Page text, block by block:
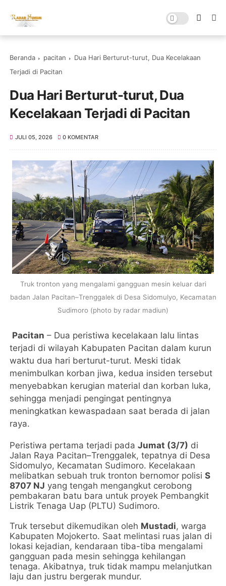
Beranda pacitan
Dua Hari Berturut-turut, Dua Kecelakaan
Terjadi di Pacitan
Dua Hari Berturut-turut, Dua
Kecelakaan Terjadi di Pacitan
JULI 05, 2026 0 KOMENTAR
Truk tronton yang mengalami gangguan mesin keluar dari
badan Jalan Pacitan–Trenggalek di Desa Sidomulyo, Kecamatan
Sudimoro (photo by radar madiun)
Pacitan – Dua peristiwa kecelakaan lalu lintas
terjadi di wilayah Kabupaten Pacitan dalam kurun
waktu dua hari berturut-turut. Meski tidak
menimbulkan korban jiwa, kedua insiden tersebut
menyebabkan kerugian material dan korban luka,
sehingga menjadi pengingat pentingnya
meningkatkan kewaspadaan saat berada di jalan
raya.
Peristiwa pertama terjadi padaJumat (3/7) di
Jalan Raya Pacitan–Trenggalek, tepatnya di Desa
Sidomulyo, Kecamatan Sudimoro. Kecelakaan
melibatkan sebuah truk tronton bernomor polisiS
8707 NJ yang tengah mengangkut cerobong
pembakaran batu bara untuk proyek Pembangkit
Listrik Tenaga Uap (PLTU) Sudimoro.
Truk tersebut dikemudikan oleh Mustadi, warga
Kabupaten Mojokerto. Saat melintasi ruas jalan di
lokasi kejadian, kendaraan tiba-tiba mengalami
gangguan pada mesin sehingga kehilangan
tenaga. Akibatnya, truk tidak mampu melanjutkan
laju dan justru bergerak mundur.